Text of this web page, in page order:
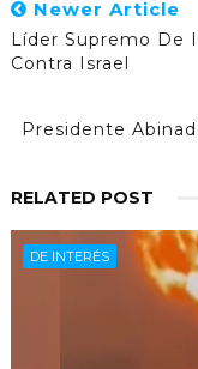
Newer Article
Líder Supremo De
Contra Israel
Presidente
RELATED POST
DE INTERÉS